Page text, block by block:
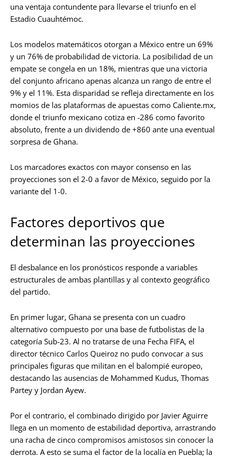
una ventaja contundente para llevarse el triunfo en el
Estadio Cuauhtémoc.
Los modelos matemáticos otorgan a México entre un 69%
y un 76% de probabilidad de victoria. La posibilidad de un
empate se congela en un 18%, mientras que una victoria
del conjunto africano apenas alcanza un rango de entre el
9% y el 11%. Esta disparidad se refleja directamente en los
momios de las plataformas de apuestas como Caliente.mx,
donde el triunfo mexicano cotiza en -286 como favorito
absoluto, frente a un dividendo de +860 ante una eventual
sorpresa de Ghana.
Los marcadores exactos con mayor consenso en las
proyecciones son el 2-0 a favor de México, seguido por la
variante del 1-0.
Factores deportivos que
determinan las proyecciones
El desbalance en los pronósticos responde a variables
estructurales de ambas plantillas y al contexto geográfico
del partido.
En primer lugar, Ghana se presenta con un cuadro
alternativo compuesto por una base de futbolistas de la
categoría Sub-23. Al no tratarse de una Fecha FIFA, el
director técnico Carlos Queiroz no pudo convocar a sus
principales figuras que militan en el balompié europeo,
destacando las ausencias de Mohammed Kudus, Thomas
Partey y Jordan Ayew.
Por el contrario, el combinado dirigido por Javier Aguirre
llega en un momento de estabilidad deportiva, arrastrando
una racha de cinco compromisos amistosos sin conocer la
derrota. A esto se suma el factor de la localía en Puebla; la